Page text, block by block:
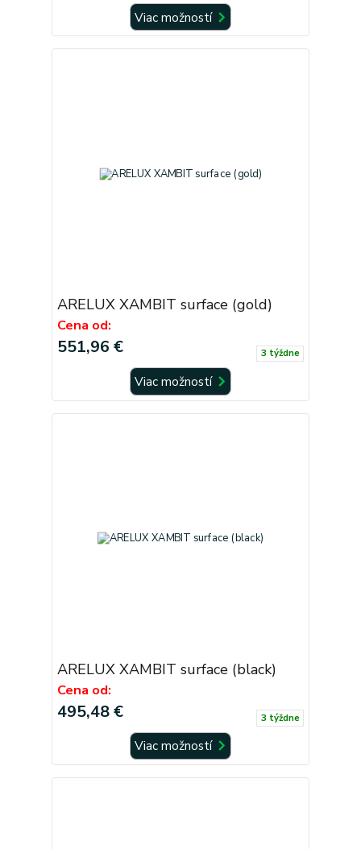
Viac možností
ARELUX XAMBIT surface (gold)
Cena od:
551,96 € 3 týždne
Viac možností
ARELUX XAMBIT surface (black)
Cena od:
495,48 € 3 týždne
Viac možností